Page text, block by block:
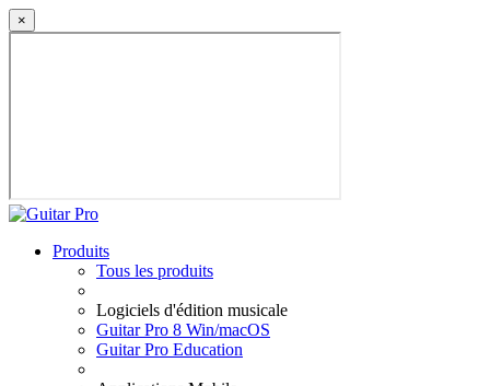
×
Produits
Tous les produits
Logiciels d'édition musicale
Guitar Pro 8 Win/macOS
Guitar Pro Education